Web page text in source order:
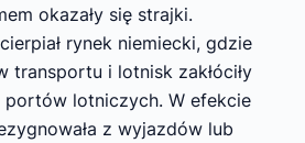
okazały się strajki.
rynek niemiecki, gdzie
transportu i lotnisk zakłóciły
lotniczych. W efekcie
z wyjazdów lub